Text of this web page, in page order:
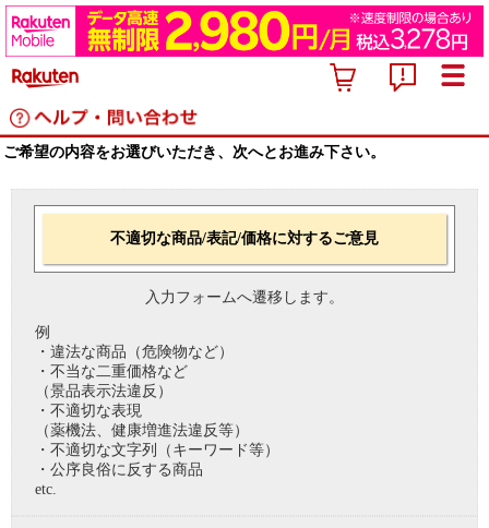
ご希望の内容をお選びいただき、次へとお進み下さい。
不適切な商品/表記/価格に対するご意見
入力フォームへ遷移します。
例
・違法な商品（危険物など）
・不当な二重価格など
（景品表示法違反）
・不適切な表現
（薬機法、健康増進法違反等）
・不適切な文字列（キーワード等）
・公序良俗に反する商品
etc.